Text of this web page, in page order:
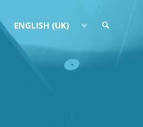
ENGLISH (UK)